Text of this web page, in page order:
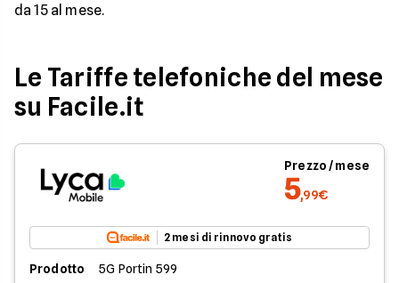
da 15 al mese.
Le Tariffe telefoniche del mese
su Facile.it
Prezzo / mese
5,99€
2 mesi di rinnovo gratis
Prodotto
5G Portin 599